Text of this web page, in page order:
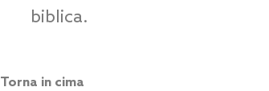
biblica.
Torna in cima